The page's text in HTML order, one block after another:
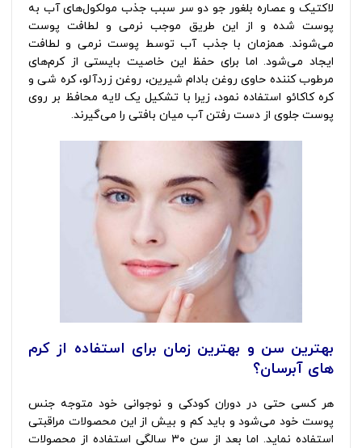
لاکتیک و عصاره بلغور جو دو سر سبب جذب مولکول‌های آب به
پوست شده و از این طریق موجب نرمی و لطافت پوست
می‌شوند. همزمان با جذب آب توسط پوست نرمی و لطافت
ایجاد می‌شود. اما برای حفظ این خاصیت بایستی از کرم‌های
مرطوب کننده حاوی روغن بادام شیرین، روغن زردآلو، کره شی و
کره کاکائو استفاده نمود، زیرا با تشکیل یک لایه محافظ بر روی
پوست جلوی از دست رفتن آب میان بافتی را می‌گیرند.
بهترین سن و بهترین زمان برای استفاده از کرم‌
های آبرسان؟
هر کسی حتی در دوران کودکی و نوجوانی خود متوجه جنس
پوست خود می‌شود و باید کم و بیش از این محصولات مراقبتی
استفاده نماید. اما بعد از سن ۳۰ سالگی استفاده از محصولات